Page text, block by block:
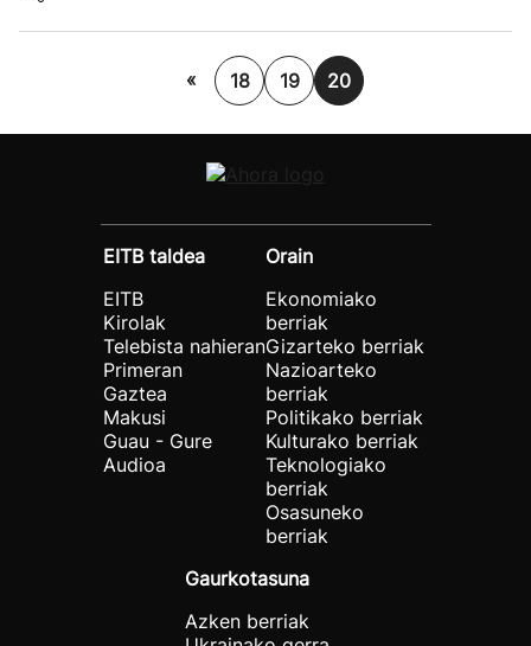
« 18 19 20
EITB taldea
EITB
Kirolak
Telebista nahieran
Primeran
Gaztea
Makusi
Guau - Gure
Audioa
Orain
Ekonomiako
berriak
Gizarteko berriak
Nazioarteko
berriak
Politikako berriak
Kulturako berriak
Teknologiako
berriak
Osasuneko
berriak
Gaurkotasuna
Azken berriak